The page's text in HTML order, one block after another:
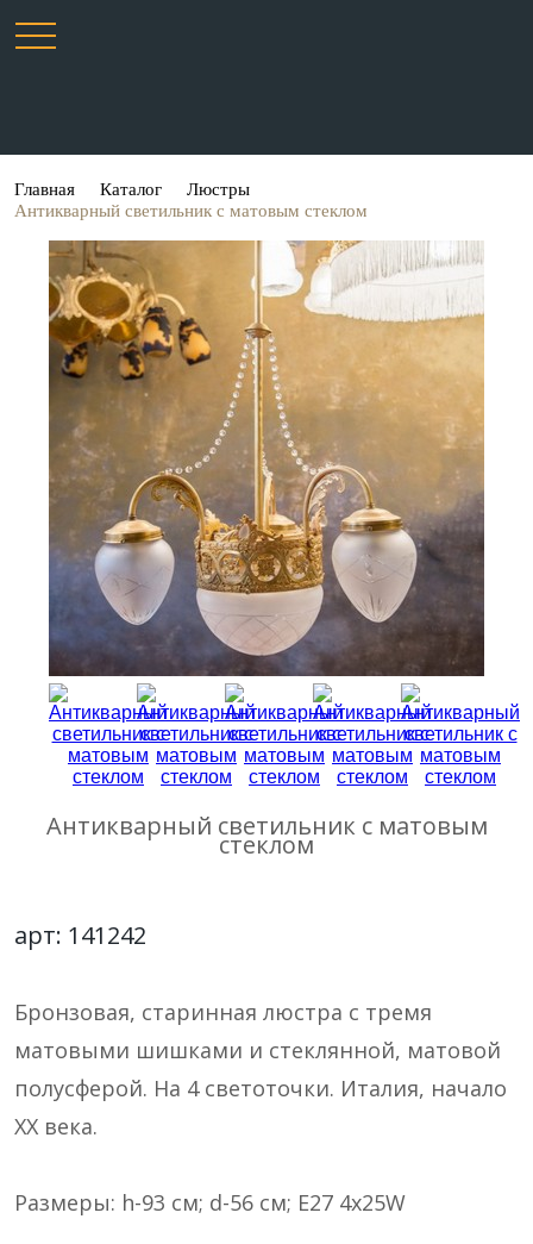
Главная Каталог
Люстры
Антикварный светильник с матовым стеклом
Антикварный светильник с матовым
стеклом
арт: 141242
Бронзовая, старинная люстра с тремя
матовыми шишками и стеклянной, матовой
полусферой. На 4 светоточки. Италия, начало
XX века.
Размеры: h-93 см; d-56 см; E27 4x25W